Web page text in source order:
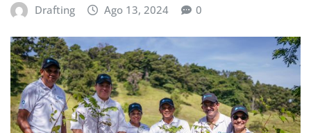
Drafting Ago 13, 2024 0